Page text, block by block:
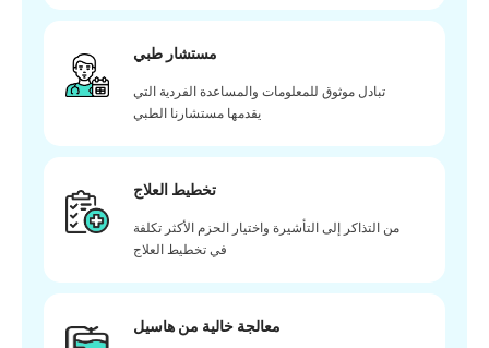
مستشار طبي
تبادل موثوق للمعلومات والمساعدة الفردية التي
يقدمها مستشارنا الطبي
تخطيط العلاج
من التذاكر إلى التأشيرة واختيار الحزم الأكثر تكلفة
في تخطيط العلاج
معالجة خالية من هاسيل